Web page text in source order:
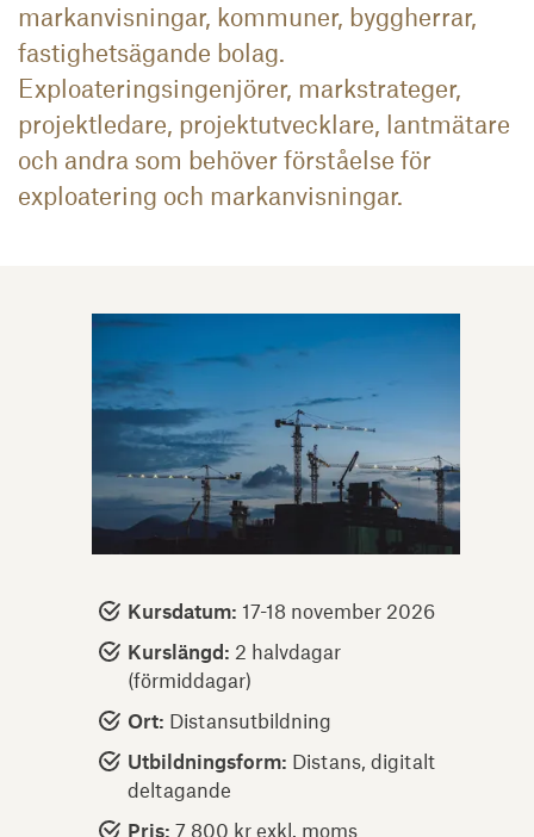
markanvisningar, kommuner, byggherrar,
fastighetsägande bolag.
Exploateringsingenjörer, markstrateger,
projektledare, projektutvecklare, lantmätare
och andra som behöver förståelse för
exploatering och markanvisningar.
Kursdatum: 17-18 november 2026
Kurslängd: 2 halvdagar
(förmiddagar)
Ort: Distansutbildning
Utbildningsform: Distans, digitalt
deltagande
Pris: 7 800 kr exkl. moms